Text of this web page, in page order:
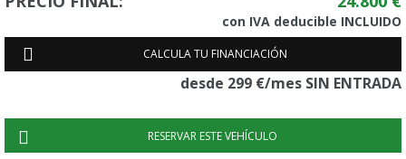
con IVA deducible INCLUIDO
CALCULA TU FINANCIACIÓN
desde 299 €/mes SIN ENTRADA
RESERVAR ESTE VEHÍCULO